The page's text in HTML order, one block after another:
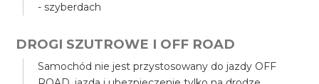
- szyberdach
DROGI SZUTROWE I OFF ROAD
Samochód nie jest przystosowany do jazdy OFF